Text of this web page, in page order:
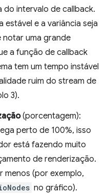
do intervalo de callback.
estável e a variância seja
notar uma grande
a função de callback
tem um tempo instável
ruim do stream de
3).
(porcentagem):
perto de 100%, isso
está fazendo muito
de renderização.
menos (por exemplo,
no gráfico).